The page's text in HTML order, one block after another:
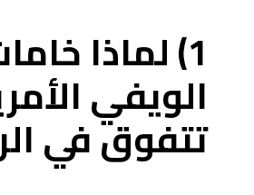
1) لماذا
الويفي
تتفوق في